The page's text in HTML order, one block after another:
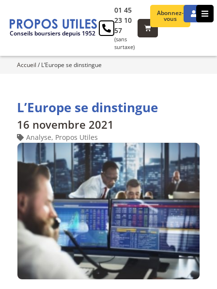
Conseils boursiers depuis 1952
Abonnez-
vous
01 45
23 10
57
(sans
surtaxe)
Accueil / L’Europe se dinstingue
L’Europe se dinstingue
16 novembre 2021
Analyse, Propos Utiles